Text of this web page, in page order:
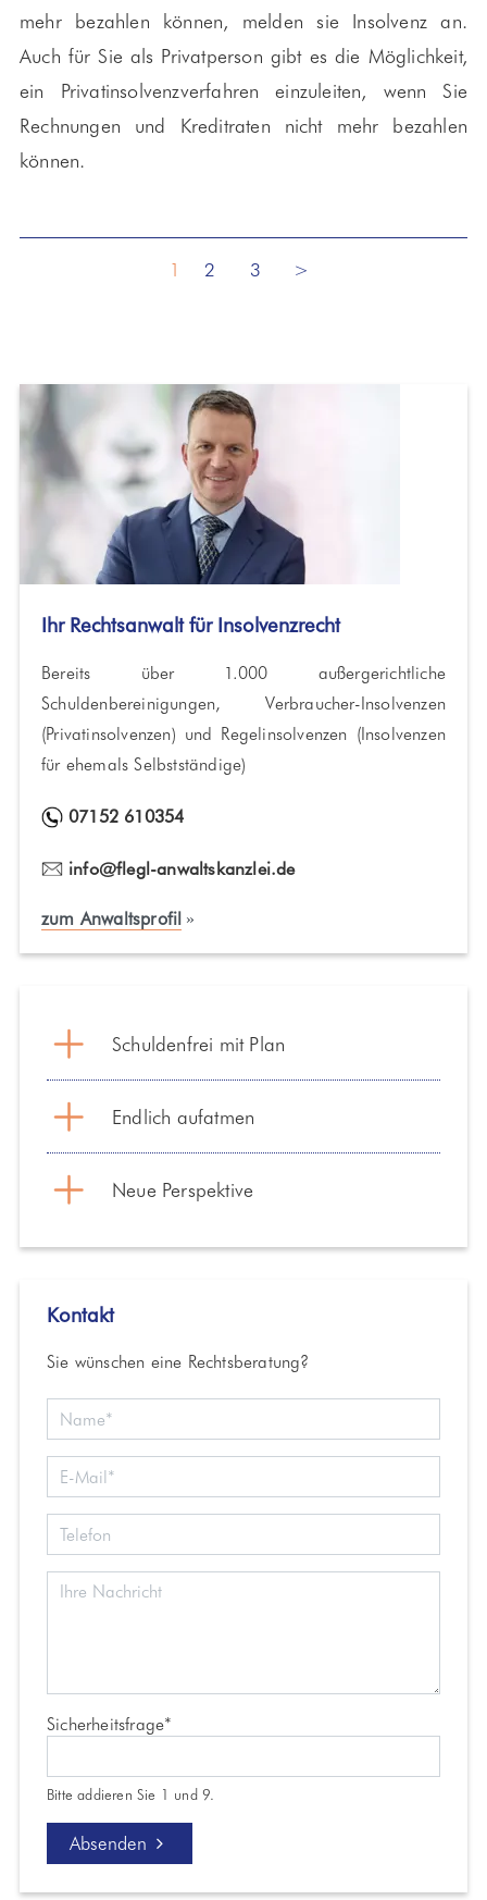
mehr bezahlen können, melden sie Insolvenz an.
Auch für Sie als Privatperson gibt es die Möglichkeit,
ein Privatinsolvenzverfahren einzuleiten, wenn Sie
Rechnungen und Kreditraten nicht mehr bezahlen
können.
1 2 3 >
Ihr Rechtsanwalt für Insolvenzrecht
Bereits über 1.000 außergerichtliche
Schuldenbereinigungen, Verbraucher-Insolvenzen
(Privatinsolvenzen) und Regelinsolvenzen (Insolvenzen
für ehemals Selbstständige)
07152 610354
info@flegl-anwaltskanzlei.de
zum Anwaltsprofil
Schuldenfrei mit Plan
Endlich aufatmen
Neue Perspektive
Kontakt
Sie wünschen eine Rechtsberatung?
Pflichtfeld
Sicherheitsfrage*
Bitte addieren Sie 1 und 9.
Absenden